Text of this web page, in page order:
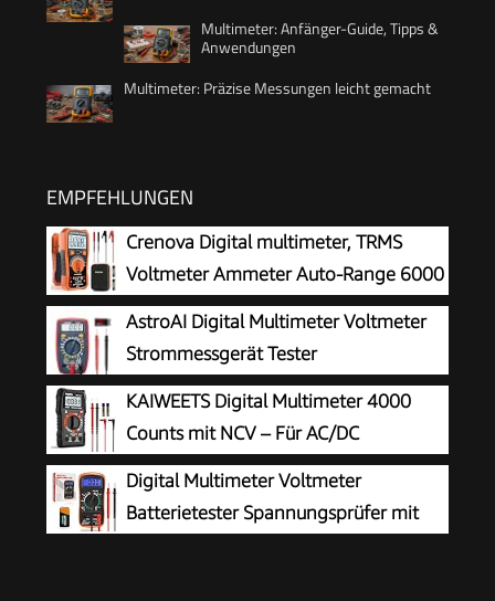
Multimeter: Anfänger-Guide, Tipps &
Anwendungen
Multimeter: Präzise Messungen leicht gemacht
EMPFEHLUNGEN
Crenova Digital multimeter, TRMS
Voltmeter Ammeter Auto-Range 6000
Zähler Ohmmeter, misst Spannung
Kapazität Temp Wiederstand mit Large LCD-
Anzeige und Hintergrundlicht, for Automotive,
Elektrike
AstroAI Digital Multimeter Voltmeter
Strommessgerät Tester
KAIWEETS Digital Multimeter 4000
Counts mit NCV – Für AC/DC
Spannung, Strom, Widerstand, Dioden
& Kapazität – Mit LCD Beleuchtung – Ideal für
Elektriker, Kfz & Hausgebrauch Schwarz -
Digital Multimeter Voltmeter
Batterietester Spannungsprüfer mit